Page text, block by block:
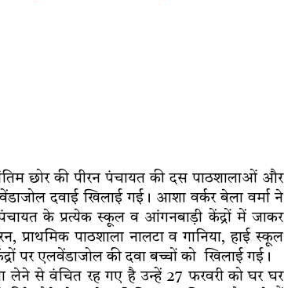
छोर की पीरन पंचायत की दस पाठशालाओं और
दवाई खिलाई गई। आशा वर्कर बेला वर्मा ने
के प्रत्येक स्कूल व आंगनबाड़ी केंद्रों में जाकर
प्राथमिक पाठशाला नालटा व गानिया, हाई स्कूल
पर एलवेंडाजोल की दवा बच्चों को खिलाई गई।
लेने से वंचित रह गए है उन्हें 27 फरवरी को घर घर